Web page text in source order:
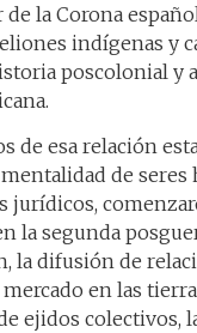
la Corona
indígenas y
poscolonial y
de esa relación
de seres
jurídicos,
la segunda
la difusión de
en las
ejidos colectivos,